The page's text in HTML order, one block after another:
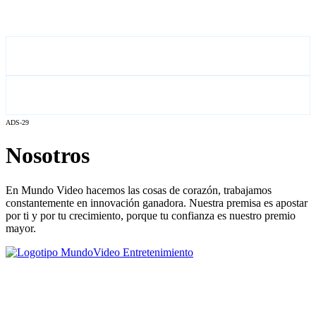
ADS-29
Nosotros
En Mundo Video hacemos las cosas de corazón, trabajamos
constantemente en innovación ganadora. Nuestra premisa es apostar
por ti y por tu crecimiento, porque tu confianza es nuestro premio
mayor.